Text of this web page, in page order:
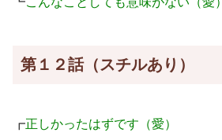
第１２話（スチルあり）
┏正しかったはずです（愛）